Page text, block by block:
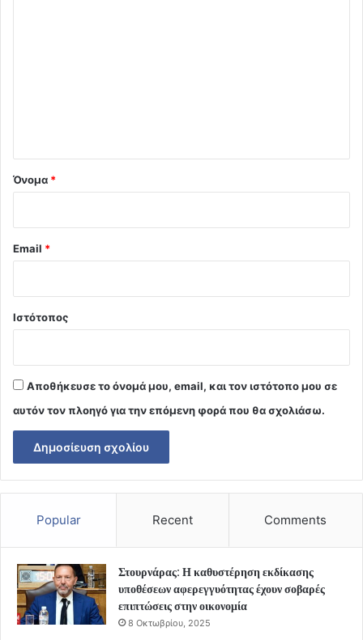
Όνομα *
Email *
Ιστότοπος
Αποθήκευσε το όνομά μου, email, και τον ιστότοπο μου σε
αυτόν τον πλοηγό για την επόμενη φορά που θα σχολιάσω.
Popular Recent Comments
Στουρνάρας: Η καθυστέρηση εκδίκασης
υποθέσεων αφερεγγυότητας έχουν σοβαρές
επιπτώσεις στην οικονομία
8 Οκτωβρίου, 2025